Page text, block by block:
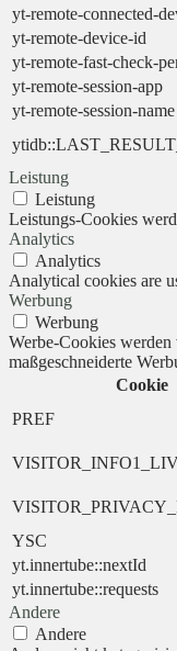
yt-remote-connected-
yt-remote-device-id
yt-remote-fast-check-
yt-remote-session-app
yt-remote-session-name
Leistung
Leistung
Leistungs-Cookies
Analytics
Analytics
Analytical cookies are
Werbung
Werbung
Werbe-Cookies
maßgeschneiderte
Cookie
PREF
YSC
yt.innertube::nextId
yt.innertube::requests
Andere
Andere